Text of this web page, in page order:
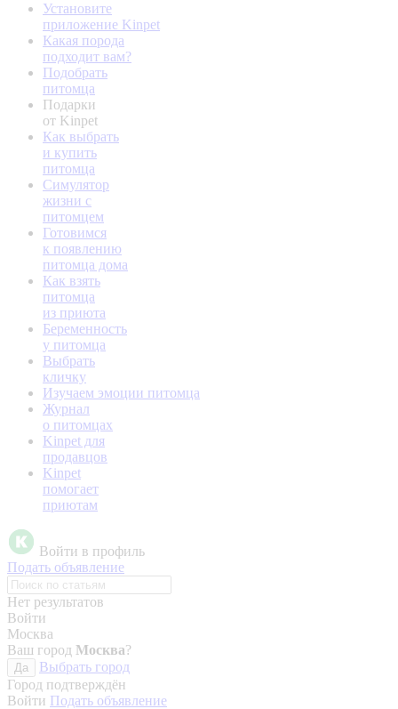
Установите
приложение Kinpet
Какая порода
подходит вам?
Подобрать
питомца
Подарки
от Kinpet
Как выбрать
и купить
питомца
Симулятор
жизни с
питомцем
Готовимся
к появлению
питомца дома
Как взять
питомца
из приюта
Беременность
у питомца
Выбрать
кличку
Изучаем эмоции питомца
Журнал
о питомцах
Kinpet для
продавцов
Kinpet
помогает
приютам
Войти в профиль
Подать объявление
Нет результатов
Войти
Москва
Ваш город Москва?
Да
Выбрать город
Город подтверждён
Войти Подать объявление